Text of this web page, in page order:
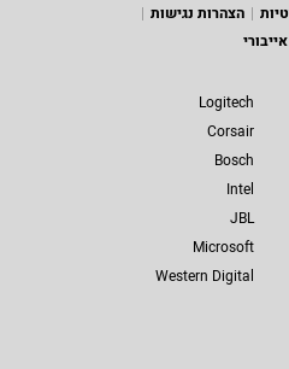
הצהרות נגישות
Logitech
Corsair
Bosch
Intel
JBL
Microsoft
Western Digital